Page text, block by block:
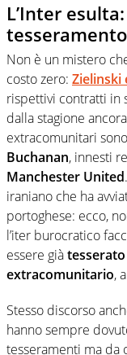
L’Inter
Non è un mistero
costo zero: Zielinski
rispettivi contratti in
dalla stagione
extracomunitari
Buchanan, innesti
Manchester United
iraniano che ha
portoghese: ecco,
l’iter burocratico
essere già
extracomunitario,
Stesso discorso
hanno sempre
tesseramenti ma da